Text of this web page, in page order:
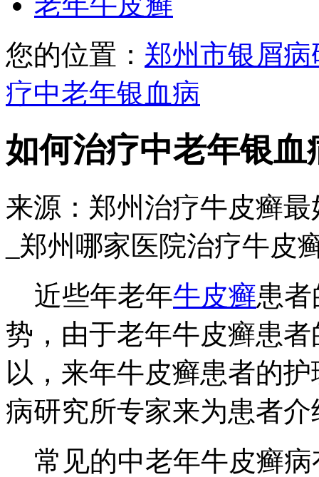
您的位置： 郑州市银屑病
疗中老年银血病
如何治疗中老年银血
来源：郑州治疗牛皮癣
_郑州哪家医院治疗牛皮
近些年老年牛皮癣患
势，由于老年牛皮癣患
以，来年牛皮癣患者的
病研究所专家来为患者
常见的中老年牛皮癣病